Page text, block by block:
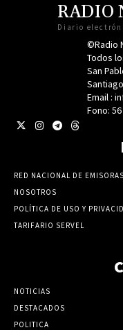
RADIO
Diario
©Radio
Todos
San
Email :
Fono:
RED NACIONAL DE EMISORAS
NOSOTROS
POLÍTICA DE USO Y
TARIFARIO SERVEL
NOTICIAS
DESTACADOS
POLITICA